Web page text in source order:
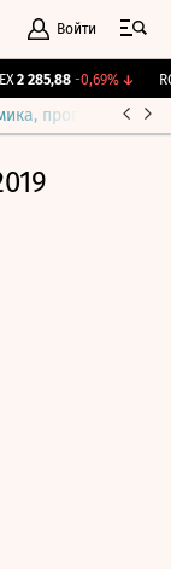
Войти
2 285,88 -0,69%↓
прогнозы